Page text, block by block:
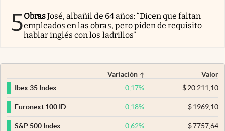
5ObrasJosé, albañil de 64 años: “Dicen que faltan
empleados en las obras, pero piden de requisito
hablar inglés con los ladrillos”
Variación
Valor
Ibex 35 Index
0,17% $20.211,10
Euronext 100 ID 0,18% $1969,10
S&P 500 Index 0,62% $7757,64